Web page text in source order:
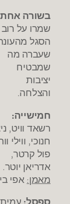
בשורה
שמרו על רוב
הסגל
שעברה מה
שמבטיח
יציבות
והצלחה.
חמישייה:
רשאד וויט,
חנוכי, ווילי
פול קרטר,
אדריאן יוטר.
מאמן: אפי